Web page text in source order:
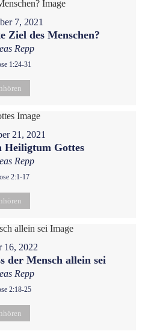
7, 2021
Ziel des Menschen?
Repp
1:24-31
21, 2021
Heiligtum Gottes
Repp
2:1-17
16, 2022
der Mensch allein sei
Repp
2:18-25